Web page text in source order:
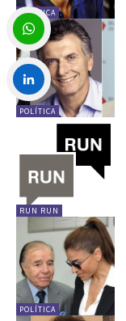
POLÍTICA
POLÍTICA
RUN RUN
POLÍTICA
Twitter
WhatsApp
LinkedIn